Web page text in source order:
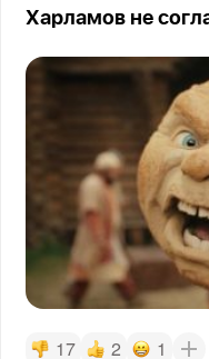
Харламов не
17 2 1